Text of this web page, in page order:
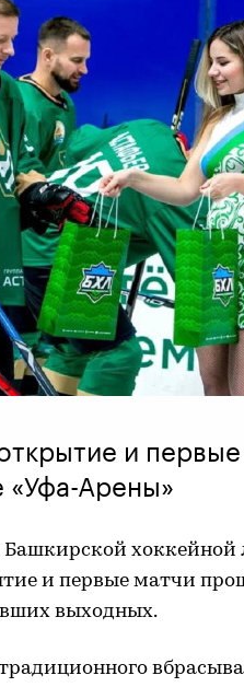
и
Арены»
Башкирской хоккейной
и первые матчи
выходных.